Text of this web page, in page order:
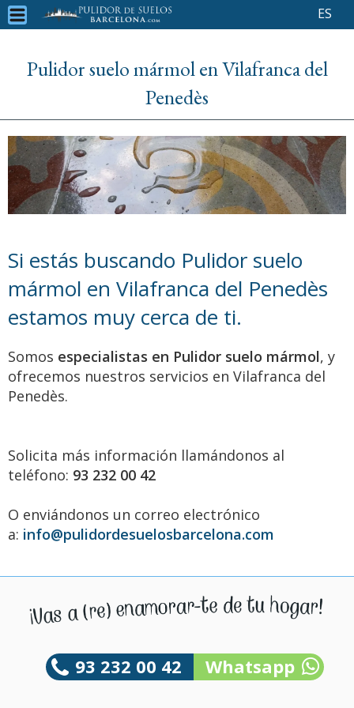
ES
Pulidor suelo mármol en Vilafranca del
Penedès
Si estás buscando Pulidor suelo
mármol en Vilafranca del Penedès
estamos muy cerca de ti.
Somos especialistas en Pulidor suelo mármol, y
ofrecemos nuestros servicios en Vilafranca del
Penedès.
Solicita más información llamándonos al
teléfono: 93 232 00 42
O enviándonos un correo electrónico
a: info@pulidordesuelosbarcelona.com
93 232 00 42 Whatsapp